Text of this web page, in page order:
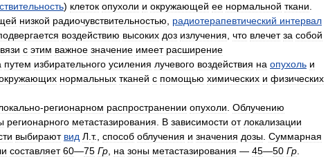
) клеток опухоли и окружающей ее нормальной ткани
низкой радиочувствительностью радиотерапевтический интервал
воздействию высоких доз излучения что влечет за собой
с этим важное значение имеет расширение
путем избирательного усиления лучевого воздействия на опухоль и
нормальных тканей с помощью химических и физических
-регионарном распространении опухоли Облучению
регионарного метастазирования В зависимости от локализации
выбирают вид Л т., способ облучения и значения дозы Суммарная
составляет 60—75 Гр на зоны метастазирования — 45—50 Гр